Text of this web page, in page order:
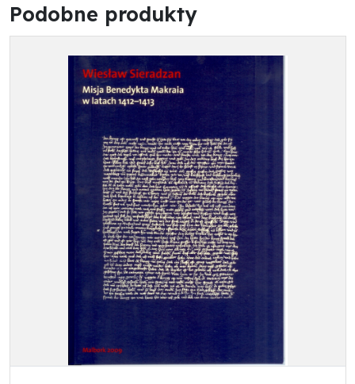
Podobne produkty